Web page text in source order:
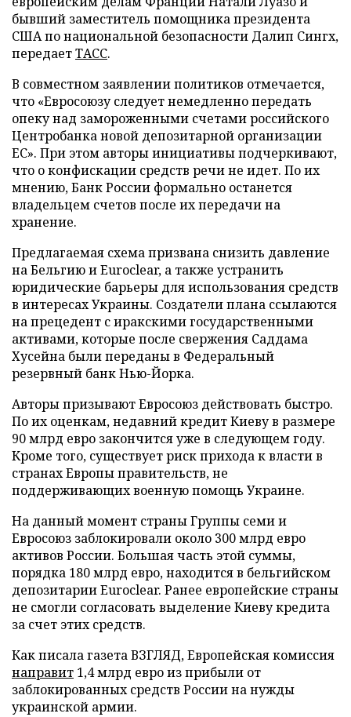
бывший заместитель помощника президента
США по национальной безопасности Далип Сингх,
передаетТАСС.
В совместном заявлении политиков отмечается,
что «Евросоюзу следует немедленно передать
опеку над замороженными счетами российского
Центробанка новой депозитарной организации
ЕС». При этом авторы инициативы подчеркивают,
что о конфискации средств речи не идет. По их
мнению, Банк России формально останется
владельцем счетов после их передачи на
хранение.
Предлагаемая схема призвана снизить давление
на Бельгию и Euroclear, а также устранить
юридические барьеры для использования средств
в интересах Украины. Создатели плана ссылаются
на прецедент с иракскими государственными
активами, которые после свержения Саддама
Хусейна были переданы в Федеральный
резервный банк Нью-Йорка.
Авторы призывают Евросоюз действовать быстро.
По их оценкам, недавний кредит Киеву в размере
90 млрд евро закончится уже в следующем году.
Кроме того, существует риск прихода к власти в
странах Европы правительств, не
поддерживающих военную помощь Украине.
На данный момент страны Группы семи и
Евросоюз заблокировали около 300 млрд евро
активов России. Большая часть этой суммы,
порядка 180 млрд евро, находится в бельгийском
депозитарии Euroclear. Ранее европейские страны
не смогли согласовать выделение Киеву кредита
за счет этих средств.
Как писала газета ВЗГЛЯД, Европейская комиссия
направит 1,4 млрд евро из прибыли от
заблокированных средств России на нужды
украинской армии.